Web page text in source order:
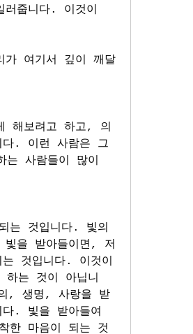
줍니다. 이것이
가 여기서 깊이 깨달
해보려고 하고, 의
다. 이런 사람은 그
사람들이 많이
는 것입니다. 빛의
을 받아들이면, 저
것입니다. 이것이
하는 것이 아닙니
, 생명, 사랑을 받
. 빛을 받아들여
한 마음이 되는 것